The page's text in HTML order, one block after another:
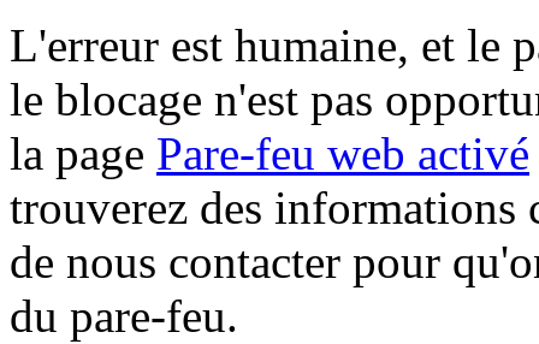
L'erreur est humaine, et le
le blocage n'est pas
la page Pare-feu web activé
trouverez des informations
de nous contacter pour
du pare-feu.